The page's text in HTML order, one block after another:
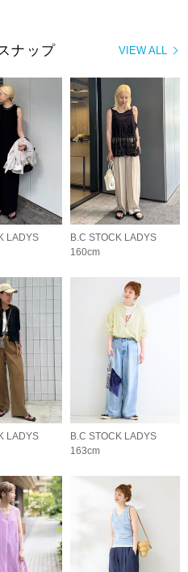
VIEW ALL
ナップ
LADYS
B.C STOCK LADYS
160cm
LADYS
B.C STOCK LADYS
163cm